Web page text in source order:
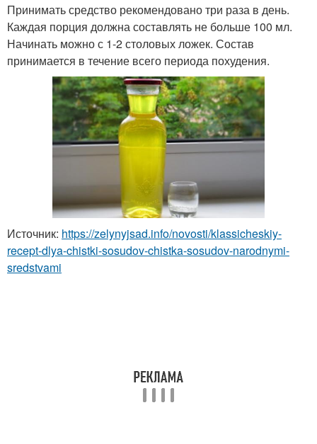
Принимать средство рекомендовано три раза в день.
Каждая порция должна составлять не больше 100 мл.
Начинать можно с 1-2 столовых ложек. Состав
принимается в течение всего периода похудения.
Источник: https://zelynyjsad.info/novosti/klassicheskiy-
recept-dlya-chistki-sosudov-chistka-sosudov-narodnymi-
sredstvami